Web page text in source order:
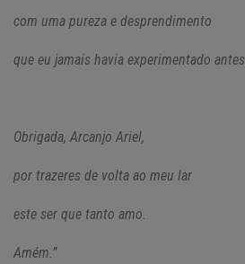
com uma pureza e desprendimento
que eu jamais havia experimentado antes.
Obrigada, Arcanjo Ariel,
por trazeres de volta ao meu lar
este ser que tanto amo.
Amém.”